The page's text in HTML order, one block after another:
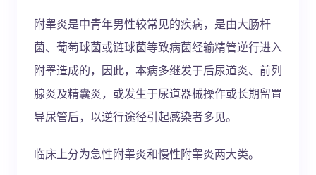
附睾炎是中青年男性较常见的疾病，是由大肠杆
菌、葡萄球菌或链球菌等致病菌经输精管逆行进入
附睾造成的，因此，本病多继发于后尿道炎、前列
腺炎及精囊炎，或发生于尿道器械操作或长期留置
导尿管后，以逆行途径引起感染者多见。
临床上分为急性附睾炎和慢性附睾炎两大类。